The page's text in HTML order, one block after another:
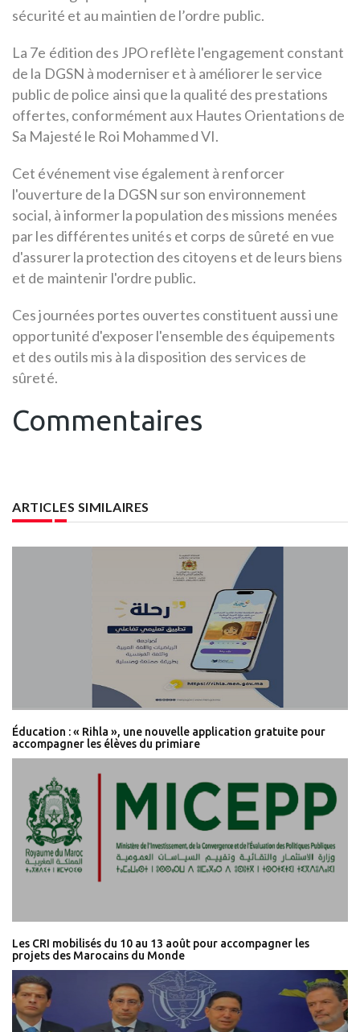
sécurité et au maintien de l’ordre public.
La 7e édition des JPO reflète l'engagement constant
de la DGSN à moderniser et à améliorer le service
public de police ainsi que la qualité des prestations
offertes, conformément aux Hautes Orientations de
Sa Majesté le Roi Mohammed VI.
Cet événement vise également à renforcer
l'ouverture de la DGSN sur son environnement
social, à informer la population des missions menées
par les différentes unités et corps de sûreté en vue
d'assurer la protection des citoyens et de leurs biens
et de maintenir l'ordre public.
Ces journées portes ouvertes constituent aussi une
opportunité d'exposer l'ensemble des équipements
et des outils mis à la disposition des services de
sûreté.
Commentaires
ARTICLES SIMILAIRES
Éducation : « Rihla », une nouvelle application gratuite pour
accompagner les élèves du primiare
Les CRI mobilisés du 10 au 13 août pour accompagner les
projets des Marocains du Monde